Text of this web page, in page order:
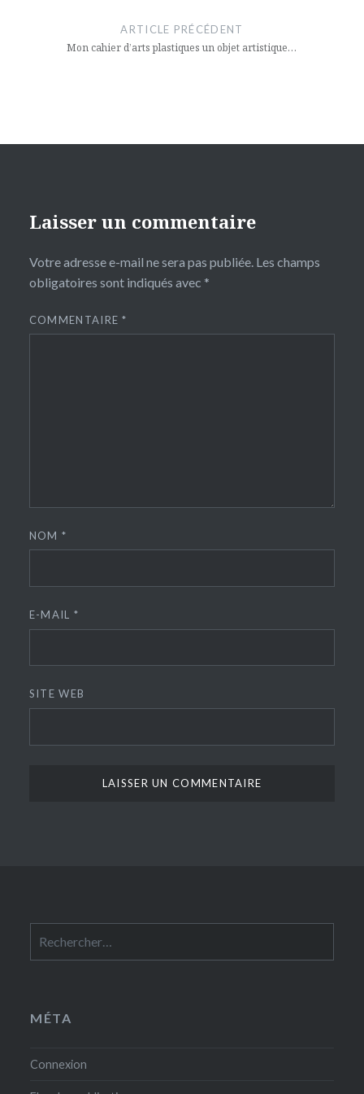
l’article
ARTICLE PRÉCÉDENT
Mon cahier d’arts plastiques un objet artistique…
Laisser un commentaire
Votre adresse e-mail ne sera pas publiée. Les champs
obligatoires sont indiqués avec *
COMMENTAIRE*
NOM*
E-MAIL *
SITE WEB
MÉTA
Connexion